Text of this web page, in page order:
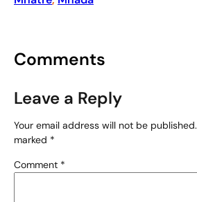
Comments
Leave a Reply
Your email address will not be published.
marked *
Comment *